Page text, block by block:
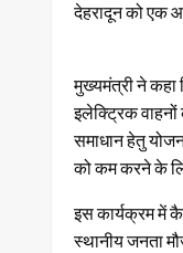
देहरादून को एक
मुख्यमंत्री ने कहा
इलेक्ट्रिक वाहनों
समाधान हेतु
को कम करने के
इस कार्यक्रम में
स्थानीय जनता